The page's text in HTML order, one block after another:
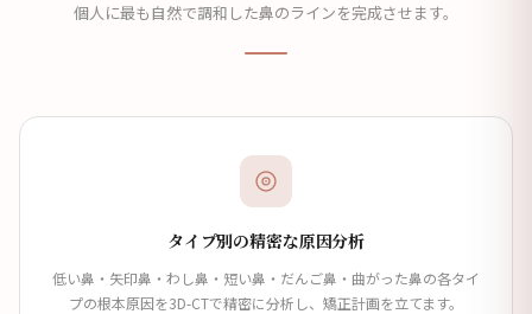
個人に最も自然で調和した鼻のラインを完成させます。
タイプ別の精密な原因分析
低い鼻・矢印鼻・わし鼻・短い鼻・だんご鼻・曲がった鼻の各タイ
プの根本原因を3D-CTで精密に分析し、矯正計画を立てます。